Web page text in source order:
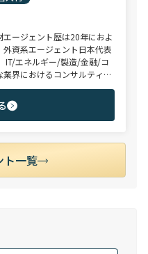
ージェント歴は20年におよ
資系エージェント日本代表
IT/エネルギー/製造/金融/コ
界におけるコンサルティン
ンス/CxO、等。 近年ご支援
2,000万円。長年の実績と
頼関係をもとに、独占ポジ
求職者の皆様へ付加価値を
ト一覧